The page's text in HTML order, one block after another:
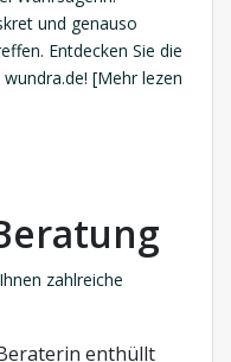
und genauso
Entdecken Sie die
[Mehr lezen
zahlreiche
enthüllt